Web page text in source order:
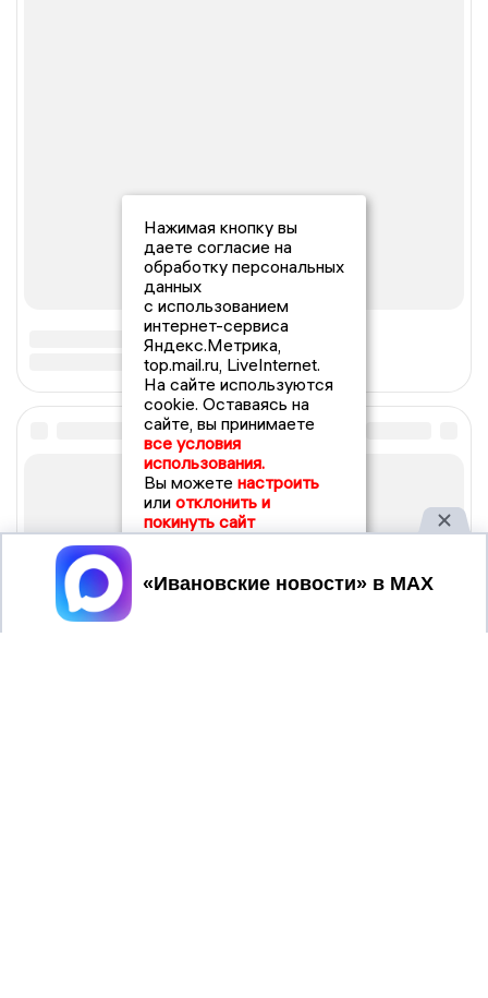
Нажимая кнопку вы
даете согласие на
обработку персональных
данных
с использованием
интернет-сервиса
Яндекс.Метрика,
top.mail.ru, LiveInternet.
На сайте используются
cookie. Оставаясь на
сайте, вы принимаете
все условия
использования.
Вы можете настроить
или отклонить и
покинуть сайт
Принять